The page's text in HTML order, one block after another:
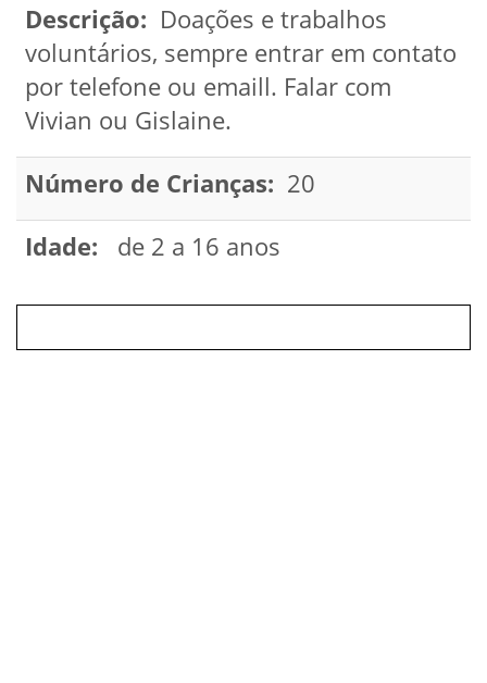
Descrição: Doações e trabalhos
voluntários, sempre entrar em contato
por telefone ou emaill. Falar com
Vivian ou Gislaine.
Número de Crianças: 20
Idade: de 2 a 16 anos